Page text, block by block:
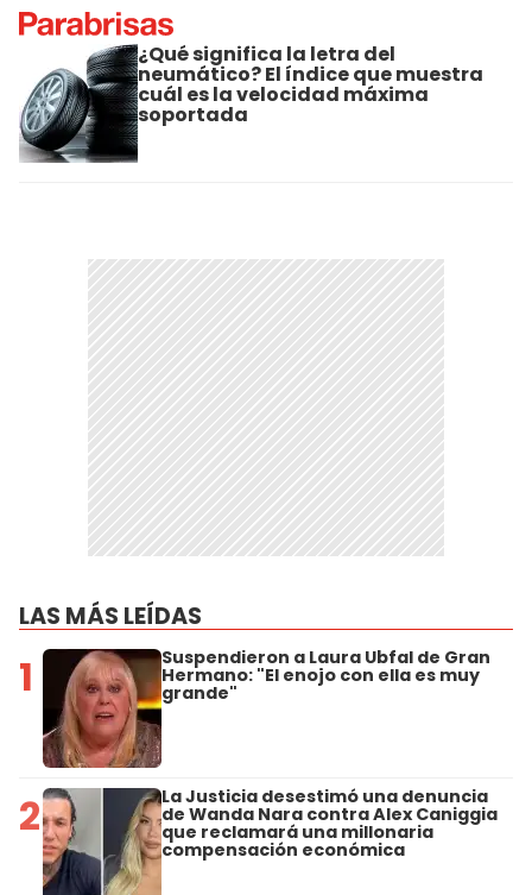
¿Qué significa la letra del
neumático? El índice que muestra
cuál es la velocidad máxima
soportada
LAS MÁS LEÍDAS
1 Suspendieron a Laura Ubfal de Gran
Hermano: "El enojo con ella es muy
grande"
2 La Justicia desestimó una denuncia
de Wanda Nara contra Alex Caniggia
que reclamará una millonaria
compensación económica